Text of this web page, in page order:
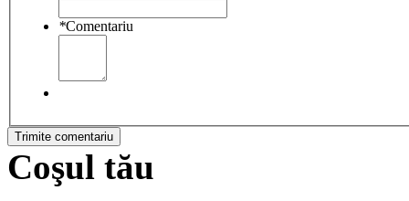
*Comentariu
Trimite comentariu
Coşul tău